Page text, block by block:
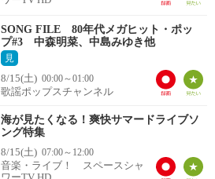
SONG FILE 80年代メガヒット・ポッ
プ#3 中森明菜、中島みゆき他
見
8/15(土) 00:00～01:00
歌謡ポップスチャンネル
海が見たくなる！爽快サマードライブソ
ング特集
8/15(土) 07:00～12:00
音楽・ライブ！ スペースシャ